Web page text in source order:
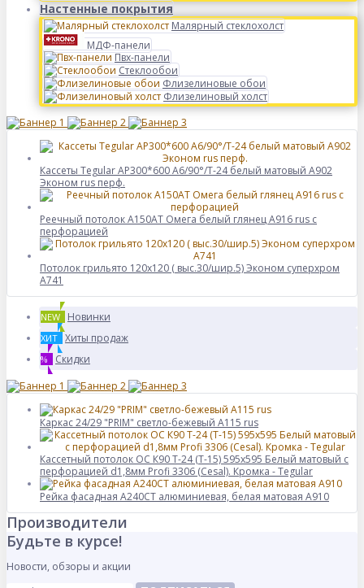
Настенные покрытия
Малярный стеклохолст
МДФ-панели
Пвх-панели
Стеклообои
Флизелиновые обои
Флизелиновый холст
Кассеты Tegular AP300*600 A6/90°/Т-24 белый матовый А902
Эконом rus перф.
Реечный потолок A150AT Омега белый глянец А916 rus с
перфорацией
Потолок грильято 120х120 ( выс.30/шир.5) Эконом суперхром
А741
NEW Новинки
ХИТ Хиты продаж
% Скидки
Каркас 24/29 "PRIM" светло-бежевый А115 rus
Кассетный потолок ОС К90 Т-24 (Т-15) 595х595 Белый матовый с
перфорацией d1,8мм Profi 3306 (Cesal). Кромка - Tegular
Рейка фасадная А240СТ алюминиевая, белая матовая A910
Производители
Будьте в курсе!
Новости, обзоры и акции